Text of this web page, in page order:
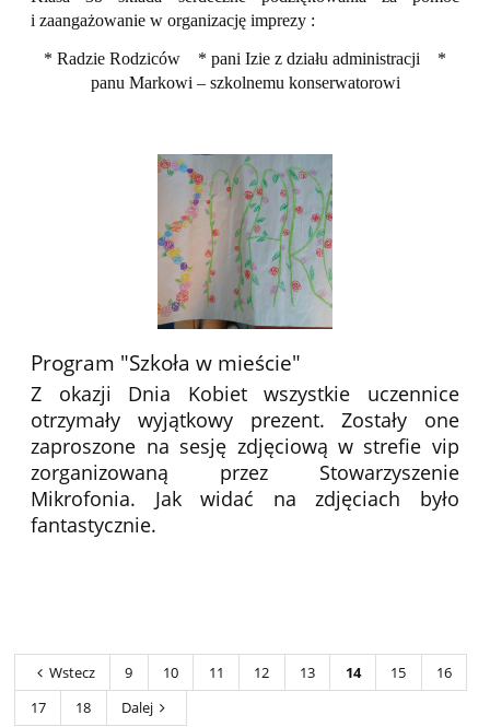
i zaangażowanie w organizację imprezy :
* Radzie Rodziców * pani Izie z działu administracji *
panu Markowi – szkolnemu konserwatorowi
Program "Szkoła w mieście"
Z okazji Dnia Kobiet wszystkie uczennice
otrzymały wyjątkowy prezent. Zostały one
zaproszone na sesję zdjęciową w strefie vip
zorganizowaną przez Stowarzyszenie
Mikrofonia. Jak widać na zdjęciach było
fantastycznie.
Wstecz 9 10 11 12 13 14 15
16
17
18 Dalej